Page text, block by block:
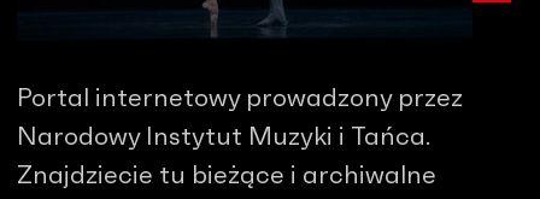
Portal internetowy prowadzony przez
Narodowy Instytut Muzyki i Tańca.
Znajdziecie tu bieżące i archiwalne